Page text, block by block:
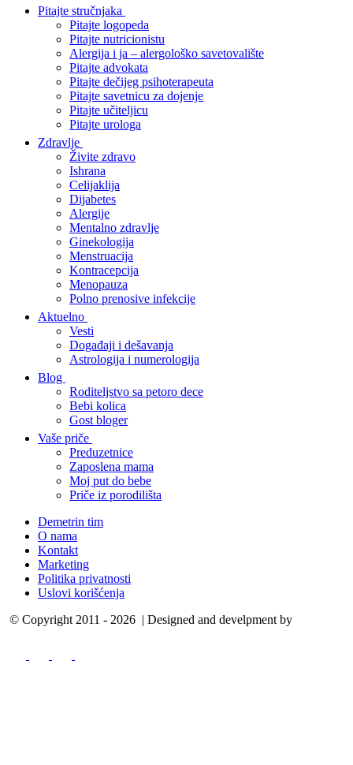
Pitajte stručnjaka
Pitajte logopeda
Pitajte nutricionistu
Alergija i ja – alergološko savetovalište
Pitajte advokata
Pitajte dečijeg psihoterapeuta
Pitajte savetnicu za dojenje
Pitajte učiteljicu
Pitajte urologa
Zdravlje
Živite zdravo
Ishrana
Celijaklija
Dijabetes
Alergije
Mentalno zdravlje
Ginekologija
Menstruacija
Kontracepcija
Menopauza
Polno prenosive infekcije
Aktuelno
Vesti
Događaji i dešavanja
Astrologija i numerologija
Blog
Roditeljstvo sa petoro dece
Bebi kolica
Gost bloger
Vaše priče
Preduzetnice
Zaposlena mama
Moj put do bebe
Priče iz porodilišta
Demetrin tim
O nama
Kontakt
Marketing
Politika privatnosti
Uslovi korišćenja
© Copyright 2011 - 2026 | Designed and develpment by